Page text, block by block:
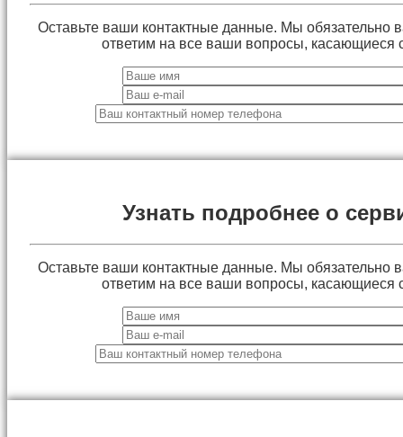
Оставьте ваши контактные данные. Мы обязательно
ответим на все ваши вопросы, касающиеся
Узнать подробнее о
Оставьте ваши контактные данные. Мы обязательно
ответим на все ваши вопросы, касающиеся